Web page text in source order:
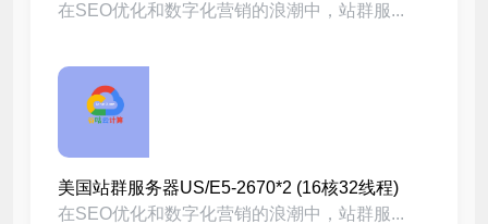
在SEO优化和数字化营销的浪潮中，站群服...
美国站群服务器US/E5-2670*2 (16核32线程)
在SEO优化和数字化营销的浪潮中，站群服...